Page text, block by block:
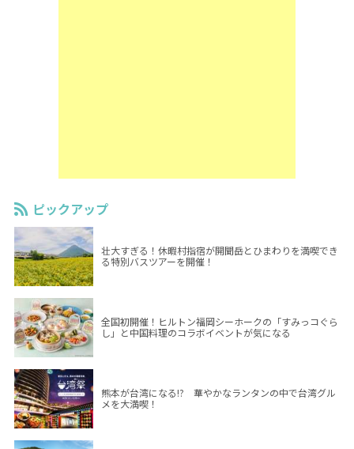
ピックアップ
壮大すぎる！休暇村指宿が開聞岳とひまわりを満喫でき
る特別バスツアーを開催！
全国初開催！ヒルトン福岡シーホークの「すみっコぐら
し」と中国料理のコラボイベントが気になる
熊本が台湾になる!? 華やかなランタンの中で台湾グル
メを大満喫！